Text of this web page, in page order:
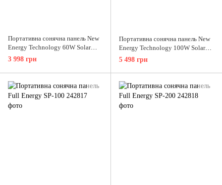
Портативна сонячна панель New
Energy Technology 60W Solar
Charger
3 998 грн
Портативна сонячна панель New
Energy Technology 100W Solar
Charger
5 498 грн